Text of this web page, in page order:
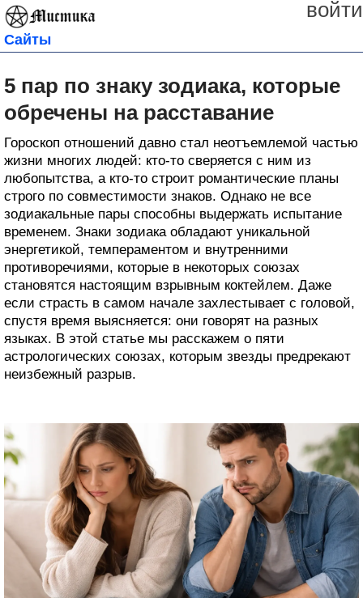
войти
Сайты
5 пар по знаку зодиака, которые
обречены на расставание
Гороскоп отношений давно стал неотъемлемой частью
жизни многих людей: кто-то сверяется с ним из
любопытства, а кто-то строит романтические планы
строго по совместимости знаков. Однако не все
зодиакальные пары способны выдержать испытание
временем. Знаки зодиака обладают уникальной
энергетикой, темпераментом и внутренними
противоречиями, которые в некоторых союзах
становятся настоящим взрывным коктейлем. Даже
если страсть в самом начале захлестывает с головой,
спустя время выясняется: они говорят на разных
языках. В этой статье мы расскажем о пяти
астрологических союзах, которым звезды предрекают
неизбежный разрыв.